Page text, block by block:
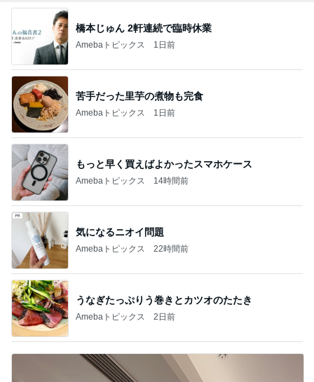
橋本じゅん 2軒連続で臨時休業
Amebaトピックス 1日前
苦手だった里芋の煮物も完食
Amebaトピックス 1日前
もっと早く買えばよかったスマホケース
Amebaトピックス 14時間前
気になるニオイ問題
Amebaトピックス 22時間前
うなぎたっぷりう巻きとカツオのたたき
Amebaトピックス 2日前